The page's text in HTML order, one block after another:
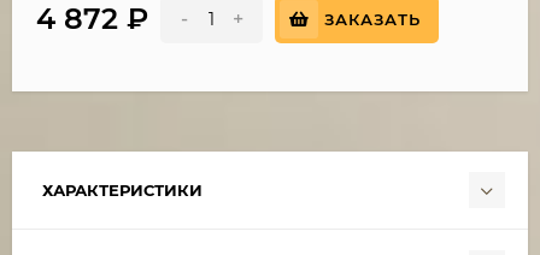
4 872 ₽ - + ЗАКАЗАТЬ
ХАРАКТЕРИСТИКИ